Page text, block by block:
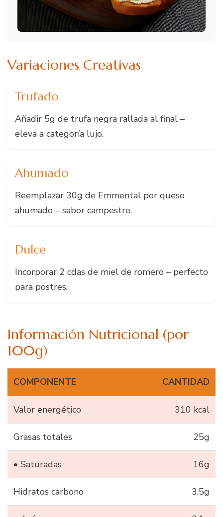
Variaciones Creativas
Trufado
Añadir 5g de trufa negra rallada al final –
eleva a categoría lujo.
Ahumado
Reemplazar 30g de Emmental por queso
ahumado – sabor campestre.
Dulce
Incorporar 2 cdas de miel de romero – perfecto
para postres.
Información Nutricional (por
100g)
COMPONENTE CANTIDAD
Valor energético 310 kcal
Grasas totales 25g
• Saturadas 16g
Hidratos carbono 3.5g